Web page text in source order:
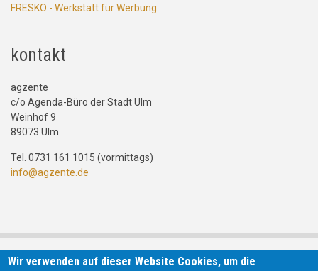
FRESKO - Werkstatt für Werbung
kontakt
agzente
c/o Agenda-Büro der Stadt Ulm
Weinhof 9
89073 Ulm
Tel. 0731 161 1015 (vormittags)
info@agzente.de
Wir verwenden auf dieser Website Cookies, um die